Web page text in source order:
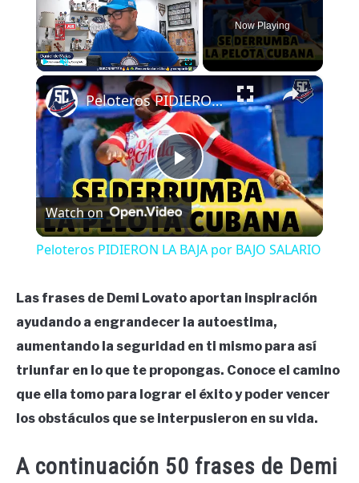
Unmute
Now Playing
×
Play
Video
Peloteros PIDIERON LA BAJA por BAJO SALARIO
Watch on
Peloteros PIDIERON LA BAJA por BAJO SALARIO
Las frases de Demi Lovato aportan inspiración
ayudando a engrandecer la autoestima,
aumentando la seguridad en ti mismo para así
triunfar en lo que te propongas. Conoce el camino
que ella tomo para lograr el éxito y poder vencer
los obstáculos que se interpusieron en su vida.
A continuación 50 frases de Demi